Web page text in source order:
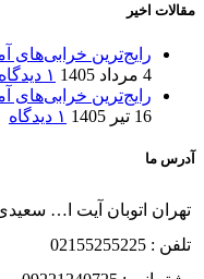
مقالات اخیر
رایج‌ترین خرابی‌های آمیکو ۵ تن | مشکلات متداول و
4 مرداد 1405
۱ دیدگاه
رایج‌ترین خرابی‌های آمیکو ۶ تن | آشنایی با مشکلات متداول و
16 تیر 1405
۱ دیدگاه
آدرس ما
تهران اتوبان آیت ا… سعیدی
تلفن : 02155255225